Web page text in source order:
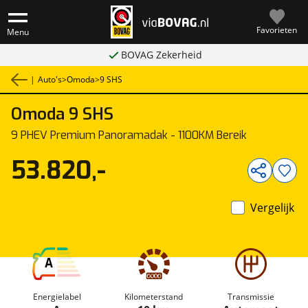
Menu Favorieten
BOVAG Zekerheid
| Auto's>Omoda>9 SHS
Omoda 9 SHS
9 PHEV Premium Panoramadak - 1100KM Bereik
A
Energielabel Kilometerstand Transmissie
53.820,-
Vergelijk